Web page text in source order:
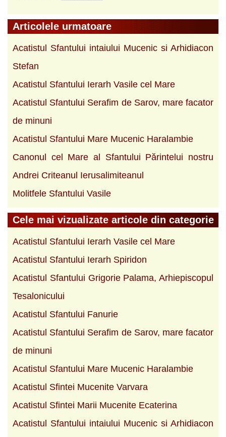
Articolele urmatoare
Acatistul Sfantului intaiului Mucenic si Arhidiacon
Stefan
Acatistul Sfantului Ierarh Vasile cel Mare
Acatistul Sfantului Serafim de Sarov, mare facator
de minuni
Acatistul Sfantului Mare Mucenic Haralambie
Canonul cel Mare al Sfantului Părintelui nostru
Andrei Criteanul Ierusalimiteanul
Molitfele Sfantului Vasile
Cele mai vizualizate articole din categorie
Acatistul Sfantului Ierarh Vasile cel Mare
Acatistul Sfantului Ierarh Spiridon
Acatistul Sfantului Grigorie Palama, Arhiepiscopul
Tesalonicului
Acatistul Sfantului Fanurie
Acatistul Sfantului Serafim de Sarov, mare facator
de minuni
Acatistul Sfantului Mare Mucenic Haralambie
Acatistul Sfintei Mucenite Varvara
Acatistul Sfintei Marii Mucenite Ecaterina
Acatistul Sfantului intaiului Mucenic si Arhidiacon